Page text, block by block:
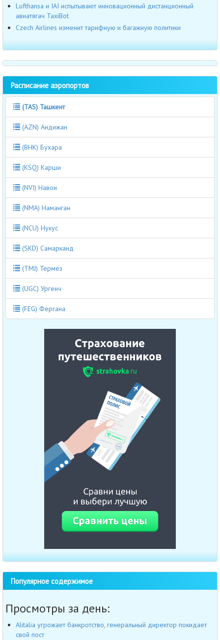
Lufthansa и IAI испытывают инновационный дистанционный
авиатягач TaxiBot
Czech Airlines изменит тарифную и багажную политики
Расписание аэропортов
(TAS) Ташкент
(AZN) Андижан
(BHK) Бухара
(KSQ) Карши
(NVI) Навои
(NMA) Наманган
(NCU) Нукус
(SKD) Самарканд
(TMJ) Термез
(UGC) Ургенч
(FEG) Фергана
Популярное содержимое
Просмотры за день:
Alitalia угрожает банкротство, генеральный директор покидает
свой пост